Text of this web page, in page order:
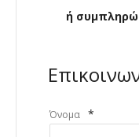
ή
Όνομα *